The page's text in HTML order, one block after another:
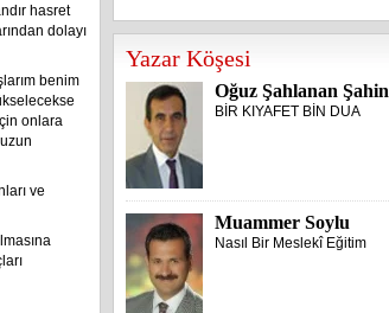
hasret
dolayı
benim
onlara
ve
Yazar Köşesi
Oğuz Şahlanan Şahin
BİR KIYAFET BİN DUA
Muammer Soylu
Nasıl Bir Meslekî Eğitim